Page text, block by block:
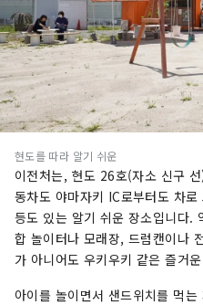
현도를 따라 알기 쉬운
이전처는, 현도 26호(자소 신구
동차도 야마자키 IC로부터도 차
등도 있는 알기 쉬운 장소입니다.
합 놀이터나 모래장, 드럼캔이나
가 아니어도 우키우키 같은 즐거
아이를 놀이면서 샌드위치를 ​​먹